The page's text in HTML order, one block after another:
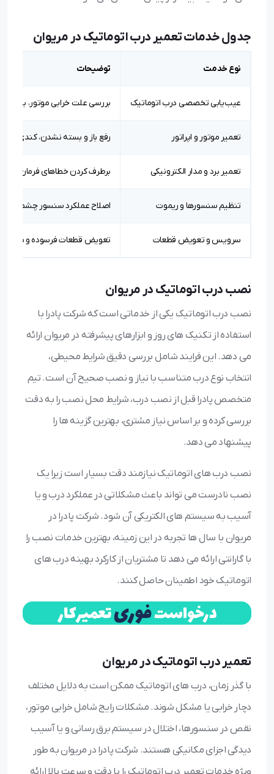
جدول خدمات تعمیر درب اتوماتیک در مریوان
نوع خدمت توضیحات
عیب‌یابی تخصصی درب اتوماتیک بررسی علت خرابی موتور، برد،
تعمیر موتور و اپراتور رفع باز و بسته نشدن، کندی
تعمیر برد و مدار الکترونیکی برطرف کردن خطاهای فرمان و
تنظیم سنسورها و ریموت اصلاح عملکرد سنسور چشمی و
سرویس و تعویض قطعات تعویض قطعات فرسوده و
نصب درب اتوماتیک در مریوان
نصب درب اتوماتیک یکی از خدماتی است که شرکت پادرا با
استفاده از تکنیک های روز و ابزارهای پیشرفته در مریوان ارائه
می دهد. این فرایند شامل بررسی دقیق شرایط محیطی،
انتخاب نوع درب متناسب با نیاز و نصب صحیح آن است. تیم
متخصص پادرا قبل از نصب درب، شرایط محل نصب را به دقت
بررسی کرده و بر اساس نیاز مشتری، بهترین گزینه ها را
پیشنهاد می دهد.
نصب درب های اتوماتیک نیازمند دقت بسیار است زیرا یک
نصب نادرست می تواند باعث مشکلاتی در عملکرد درب و یا
آسیب به سیستم های الکتریکی آن شود. شرکت پادرا در
مریوان با سال ها تجربه در این زمینه، بهترین خدمات نصب را
با گارانتی ارائه می دهد تا مشتریان از کارکرد بهینه درب های
اتوماتیک خود اطمینان حاصل کنند.
تعمیر درب اتوماتیک در مریوان
با گذر زمان، درب های اتوماتیک ممکن است به دلایل مختلف
دچار خرابی یا مشکل شوند. مشکلات رایج شامل خرابی موتور،
نقص در سنسورها، اختلال در سیستم برق رسانی و یا آسیب
دیدگی اجزای مکانیکی هستند. شرکت پادرا در مریوان به طور
ویژه خدمات تعمیر درب اتوماتیک را با دقت و سرعت بالا ارائه